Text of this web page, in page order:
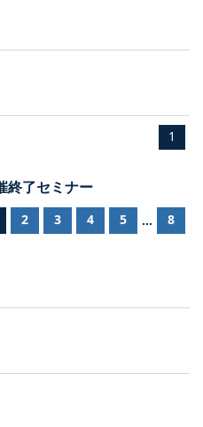
1
終了セミナー
2 3 4 5 ... 8